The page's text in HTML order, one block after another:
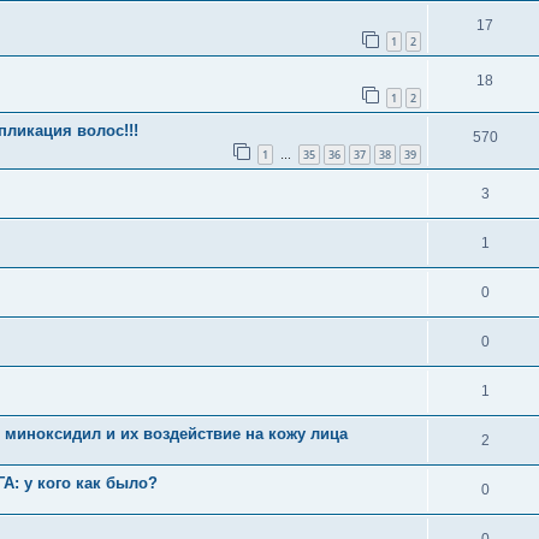
1 2
17
1 2
18
волос!!!
1 … 35 36 37 38 39
570
3
1
0
0
1
и их воздействие на кожу лица 2
у кого как было? 0